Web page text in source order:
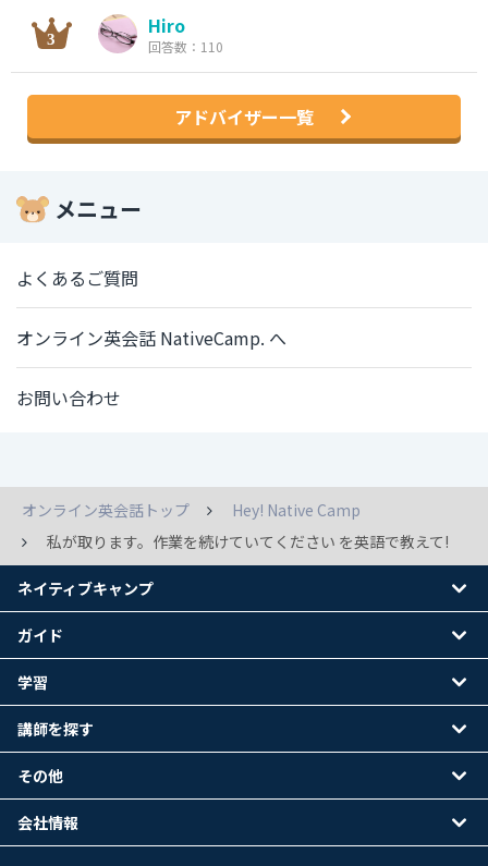
Hiro
回答数：110
アドバイザー一覧
メニュー
よくあるご質問
オンライン英会話 NativeCamp. へ
お問い合わせ
オンライン英会話トップ
Hey! Native Camp
私が取ります。作業を続けていてください を英語で教えて!
ネイティブキャンプ
ガイド
学習
講師を探す
その他
会社情報